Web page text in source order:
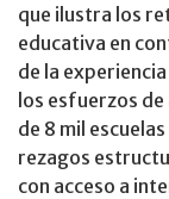
que ilustra los
educativa en
de la
los esfuerzos
de 8 mil
rezagos
con acceso a